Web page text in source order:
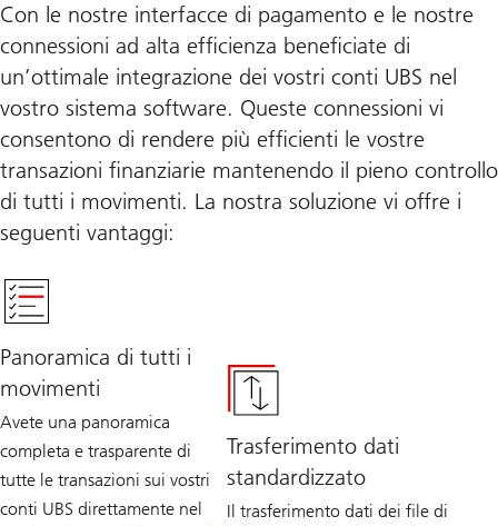
Con le nostre interfacce di pagamento e le nostre
connessioni ad alta efficienza beneficiate di
un’ottimale integrazione dei vostri conti UBS nel
vostro sistema software. Queste connessioni vi
consentono di rendere più efficienti le vostre
transazioni finanziarie mantenendo il pieno controllo
di tutti i movimenti. La nostra soluzione vi offre i
seguenti vantaggi:
Panoramica di tutti i
movimenti
Avete una panoramica
completa e trasparente di
tutte le transazioni sui vostri
conti UBS direttamente nel
Trasferimento dati
standardizzato
Il trasferimento dati dei file di